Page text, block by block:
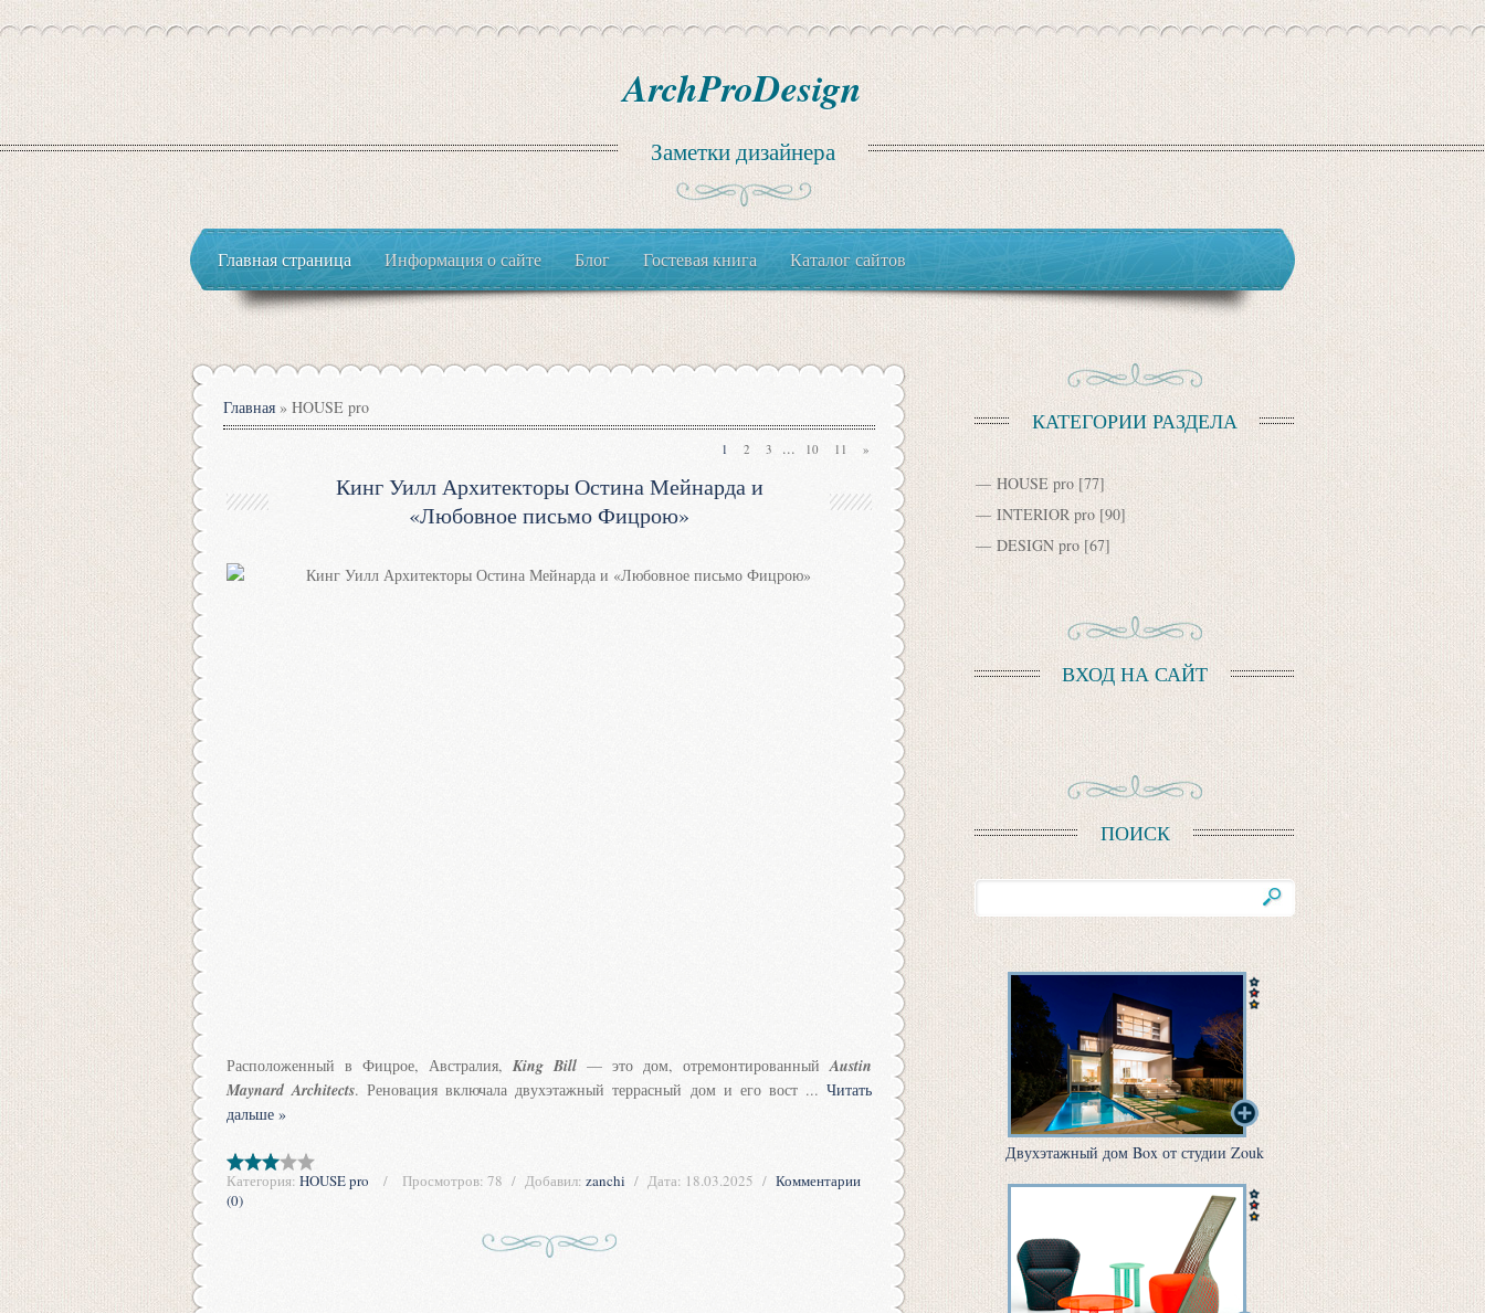
ArchProDesign
Заметки дизайнера
Главная страница Информация о сайте Блог Гостевая книга Каталог сайтов
Главная » HOUSE pro
1 2 3 ... 10 11 »
Кинг Уилл Архитекторы Остина Мейнарда и
«Любовное письмо Фицрою»
Расположенный в Фицрое, Австралия, King Bill — это дом, отремонтированныйAustin
Maynard Architects. Реновация включала двухэтажный террасный дом и его вост ...Читать
дальше »
Категория: HOUSE pro Просмотров: 78 Добавил: zanchi Дата: 18.03.2025
Комментарии
(0)
КАТЕГОРИИ РАЗДЕЛА
HOUSE pro [77]
INTERIOR pro [90]
DESIGN pro [67]
ВХОД НА САЙТ
ПОИСК
Двухэтажный дом Box от студии Zouk